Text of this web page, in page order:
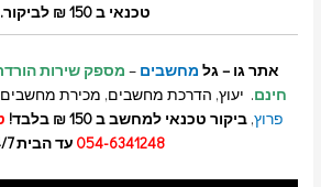
טכנאי ב 150 ₪ לביקור.
אתר גו – גל מחשבים –
חינם. יעוץ, הדרכת מחשבים, מכירת
פרוץ, ביקור טכנאי למחשב ב 150 ₪ בלבד!
054-6341248 עד הבית 24/7